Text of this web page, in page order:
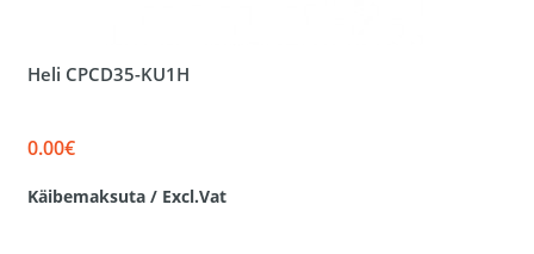
Heli CPCD35-KU1H
0.00€
Käibemaksuta / Excl.Vat